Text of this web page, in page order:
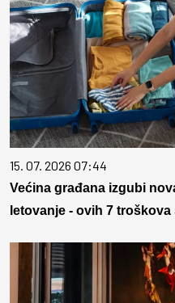
15. 07. 2026 07:44
Većina građana izgubi
letovanje - ovih 7